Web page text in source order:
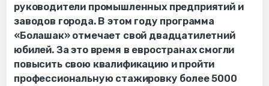
руководители промышленных предприятий и
заводов города. В этом году программа
«Болашак» отмечает свой двадцатилетний
юбилей. За это время в евространах смогли
повысить свою квалификацию и пройти
профессиональную стажировку более 5000